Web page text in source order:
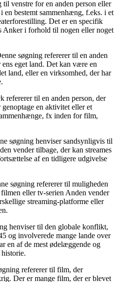
venstre for en anden person eller
bestemt sammenhæng, f.eks. i et
Det er en specifik
Anker i forhold til nogen eller noget
søgning refererer til en anden
eget land. Det kan være en
land, eller en virksomhed, der har
refererer til en anden person, der
en aktivitet eller et
fx inden for film,
søgning henviser sandsynligvis til
vender tilbage, der kan streames
af en tidligere udgivelse
søgning refererer til muligheden
eller tv-serien Anden vender
streaming-platforme eller
henviser til den globale konflikt,
og involverede mange lande over
en af ​​de mest ødelæggende og
refererer til film, der
Der er mange film, der er blevet